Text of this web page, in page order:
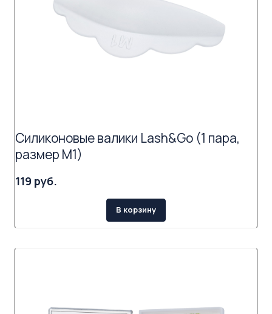
Силиконовые валики Lash&Go (1 пара,
размер M1)
119 руб.
В корзину